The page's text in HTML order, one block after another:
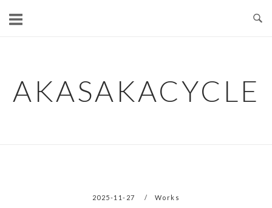
AKASAKACYCLE
2025-11-27 Works